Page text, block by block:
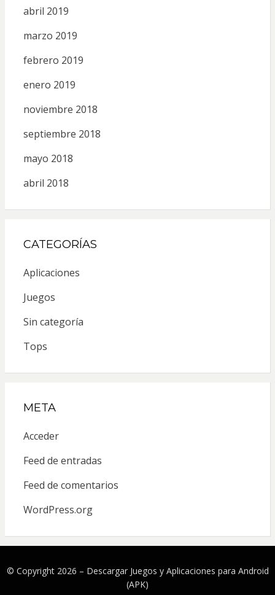
abril 2019
marzo 2019
febrero 2019
enero 2019
noviembre 2018
septiembre 2018
mayo 2018
abril 2018
CATEGORÍAS
Aplicaciones
Juegos
Sin categoría
Tops
META
Acceder
Feed de entradas
Feed de comentarios
WordPress.org
© Copyright 2026 – Descargar Juegos y Aplicaciones para Android
(APK)